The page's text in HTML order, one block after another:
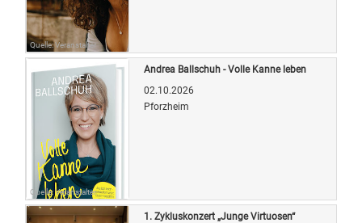
Quelle: Veranstalter
Quelle: Veranstalter
Andrea Ballschuh - Volle Kanne leben
02.10.2026
Pforzheim
1. Zykluskonzert „Junge Virtuosen“